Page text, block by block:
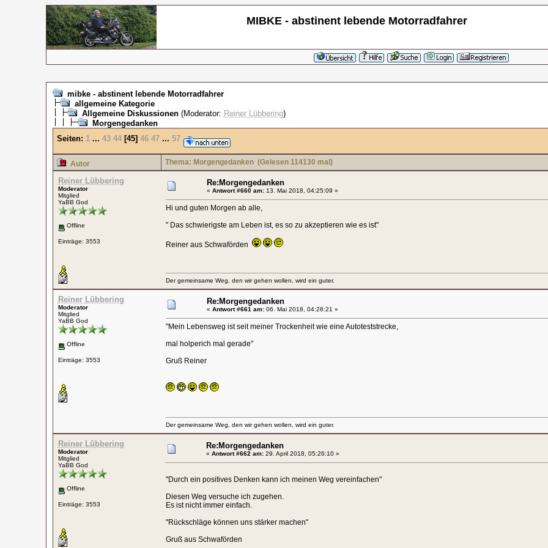
MIBKE - abstinent lebende Motorradfahrer
mibke - abstinent lebende Motorradfahrer
allgemeine Kategorie
Allgemeine Diskussionen(Moderator: Reiner Lübbering)
Morgengedanken
Seiten: 1 ... 43 44[45] 46 47 ... 57
Autor Thema: Morgengedanken(Gelesen 114130 mal)
Reiner Lübbering
Moderator
Mitglied
YaBB God
Offline
Einträge: 3553
Re:Morgengedanken
« Antwort #660 am:13. Mai 2018, 04:25:09 »
Hi und guten Morgen ab alle,
" Das schwierigste am Leben ist, es so zu akzeptieren wie es ist"
Reiner aus Schwaförden
Der gemeinsame Weg, den wir gehen wollen, wird ein guter.
Reiner Lübbering
Moderator
Mitglied
YaBB God
Offline
Einträge: 3553
Re:Morgengedanken
« Antwort #661 am:06. Mai 2018, 04:28:21 »
"Mein Lebensweg ist seit meiner Trockenheit wie eine Autoteststrecke,
mal holperich mal gerade"
Gruß Reiner
Der gemeinsame Weg, den wir gehen wollen, wird ein guter.
Reiner Lübbering
Moderator
Mitglied
YaBB God
Offline
Einträge: 3553
Re:Morgengedanken
« Antwort #662 am:29. April 2018, 05:26:10 »
"Durch ein positives Denken kann ich meinen Weg vereinfachen"
Diesen Weg versuche ich zugehen.
Es ist nicht immer einfach.
"Rückschläge können uns stärker machen"
Gruß aus Schwaförden